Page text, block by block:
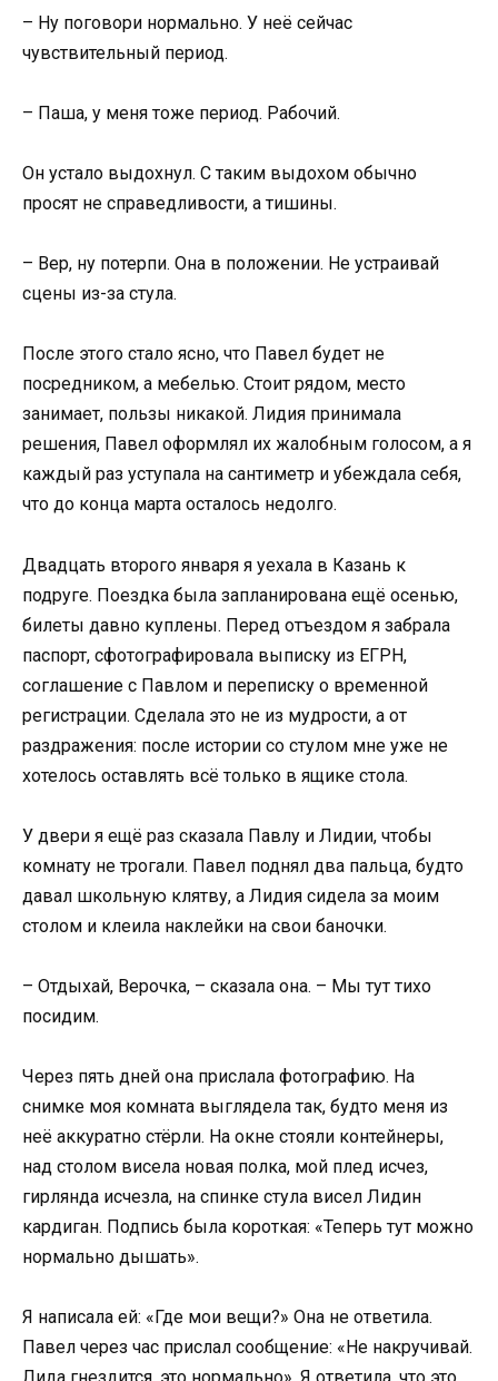
– Ну поговори нормально. У неё сейчас
чувствительный период.
– Паша, у меня тоже период. Рабочий.
Он устало выдохнул. С таким выдохом обычно
просят не справедливости, а тишины.
– Вер, ну потерпи. Она в положении. Не устраивай
сцены из-за стула.
После этого стало ясно, что Павел будет не
посредником, а мебелью. Стоит рядом, место
занимает, пользы никакой. Лидия принимала
решения, Павел оформлял их жалобным голосом, а я
каждый раз уступала на сантиметр и убеждала себя,
что до конца марта осталось недолго.
Двадцать второго января я уехала в Казань к
подруге. Поездка была запланирована ещё осенью,
билеты давно куплены. Перед отъездом я забрала
паспорт, сфотографировала выписку из ЕГРН,
соглашение с Павлом и переписку о временной
регистрации. Сделала это не из мудрости, а от
раздражения: после истории со стулом мне уже не
хотелось оставлять всё только в ящике стола.
У двери я ещё раз сказала Павлу и Лидии, чтобы
комнату не трогали. Павел поднял два пальца, будто
давал школьную клятву, а Лидия сидела за моим
столом и клеила наклейки на свои баночки.
– Отдыхай, Верочка, – сказала она. – Мы тут тихо
посидим.
Через пять дней она прислала фотографию. На
снимке моя комната выглядела так, будто меня из
неё аккуратно стёрли. На окне стояли контейнеры,
над столом висела новая полка, мой плед исчез,
гирлянда исчезла, на спинке стула висел Лидин
кардиган. Подпись была короткая: «Теперь тут можно
нормально дышать».
Я написала ей: «Где мои вещи?» Она не ответила.
Павел через час прислал сообщение: «Не накручивай.